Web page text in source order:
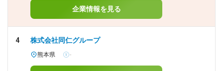
企業情報を見る
4 株式会社同仁グループ
熊本県 -